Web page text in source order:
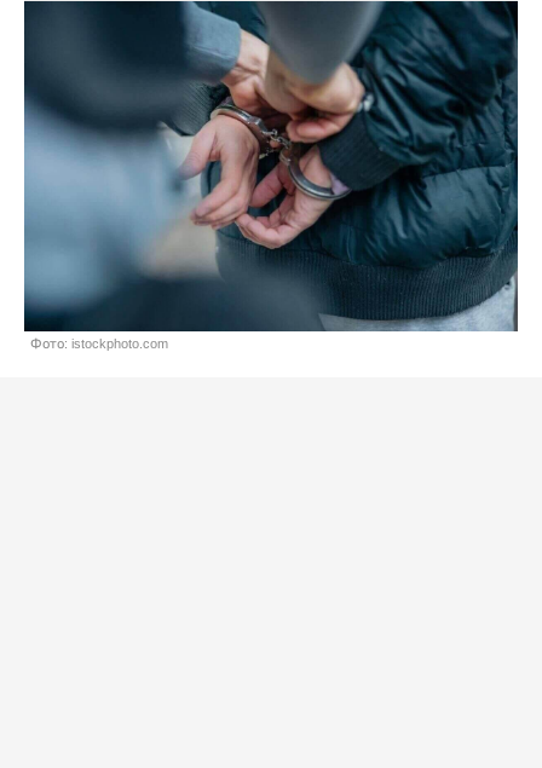
Фото: istockphoto.com